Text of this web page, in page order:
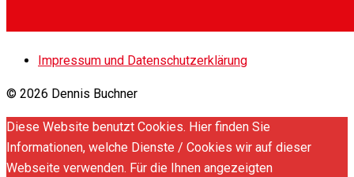
Impressum und Datenschutzerklärung
© 2026 Dennis Buchner
Diese Website benutzt Cookies. Hier finden Sie
Informationen, welche Dienste / Cookies wir auf dieser
Webseite verwenden. Für die Ihnen angezeigten